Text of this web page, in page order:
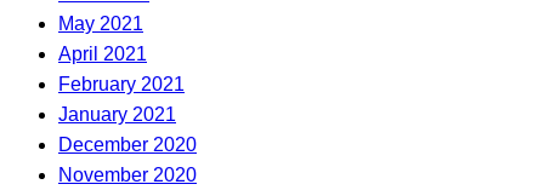
May 2021
April 2021
February 2021
January 2021
December 2020
November 2020